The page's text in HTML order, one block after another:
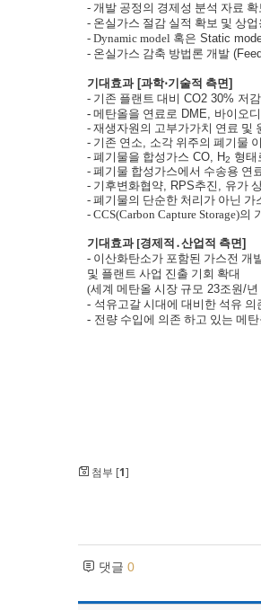
- 개발 공정의 경제성 분석 자료
- 온실가스 절감 실적 확보 및 상
- Dynamic model 혹은 Static
- 온실가스 감축 방법론 개발
기대효과[과학⋅기술적 측면]
- 기존 플랜트 대비 CO2 30% 저
- 메탄올을 연료로 DME, 바이오
- 재생자원의 고부가가치 연료 및
- 기존 연소, 소각 위주의 폐기물
- 폐기물을 합성가스 CO, H2 형태
- 폐기물 합성가스에서 수송용 연
- 기후변화협약, RPS추진 , 유가
- 폐기물의 단순한 처리가 아닌 가
- CCS(Carbon Capture Storage)의
기대효과 [경제적 ․산업적 측면]
- 이산화탄소가 포함된 가스전 개
및 플랜트 사업 진출 기회 확대
(세계 메탄올 시장 규모 23조원/년
- 석유고갈 시대에 대비한 석유 의
- 전량 수입에 의존 하고 있는 메
첨부 [1]
댓글 0